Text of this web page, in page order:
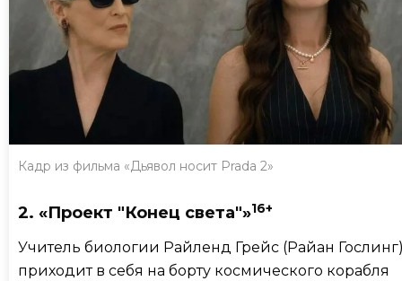
Кадр из фильма «Дьявол носит Prada 2»
2. «Проект "Конец света"»16+
Учитель биологии Райленд Грейс (Райан
приходит в себя на борту космического корабля